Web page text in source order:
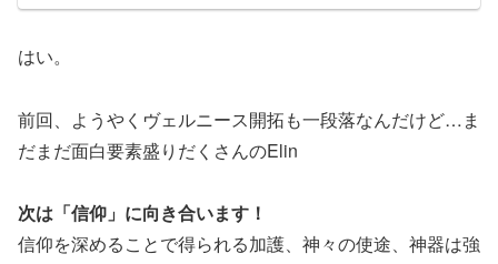
はい。
前回、ようやくヴェルニース開拓も一段落なんだけど…ま
だまだ面白要素盛りだくさんのElin
次は「信仰」に向き合います！
信仰を深めることで得られる加護、神々の使途、神器は強